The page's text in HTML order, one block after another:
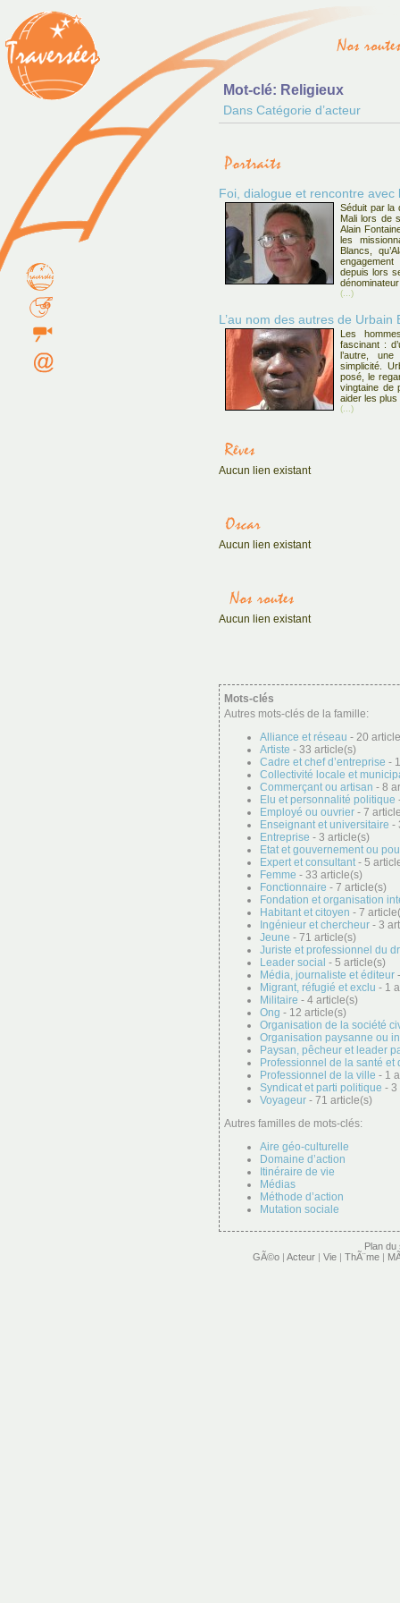
Mot-clé: Religieux
Dans Catégorie d’acteur
Foi, dialogue et rencontre
Séduit par la
Mali lors de
Alain
les
Blancs,
depuis lors
(...)
L’au nom des autres de Urbain
Les
fascinant :
l’autre,
simplicité.
posé, le
vingtaine de
aider les plus
(...)
Aucun lien existant
Aucun lien existant
Aucun lien existant
Mots-clés
Autres mots-clés de la famille:
Alliance et réseau - 20
Artiste - 33 article(s)
Cadre et chef d’entreprise -
Collectivité locale et
Commerçant ou artisan - 8
Elu et personnalité politique
Employé ou ouvrier - 7
Enseignant et universitaire -
Entreprise - 3 article(s)
Etat et gouvernement ou
Expert et consultant- 5
Femme - 33 article(s)
Fonctionnaire - 7 article(s)
Fondation et organisation
Habitant et citoyen - 7
Ingénieur et chercheur - 3
Jeune - 71 article(s)
Juriste et professionnel du
Leader social - 5 article(s)
Média, journaliste et éditeur
Migrant, réfugié et exclu - 1
Militaire - 4 article(s)
Ong - 12 article(s)
Organisation de la société
Organisation paysanne ou
Paysan, pêcheur et leader
Professionnel de la santé et
Professionnel de la ville - 1
Syndicat et parti politique - 3
Voyageur - 71 article(s)
Autres familles de mots-clés:
Aire géo-culturelle
Domaine d’action
Itinéraire de vie
Médias
Méthode d’action
Mutation sociale
Plan du
GÃ©o | Acteur | Vie | ThÃ¨me |